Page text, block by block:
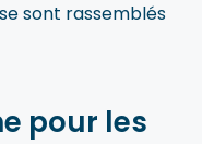
sont rassemblés
pour les